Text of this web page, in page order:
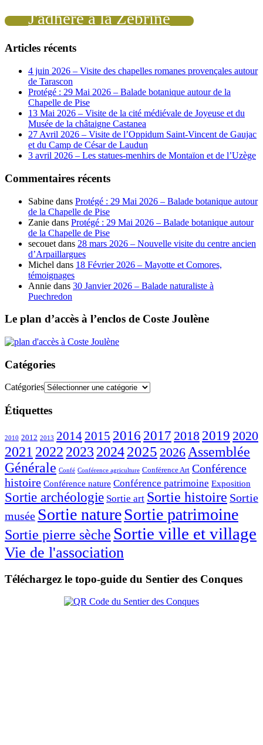
J'adhère à la Zébrine
Articles récents
4 juin 2026 – Visite des chapelles romanes provençales autour
de Tarascon
Protégé : 29 Mai 2026 – Balade botanique autour de la
Chapelle de Pise
13 Mai 2026 – Visite de la cité médiévale de Joyeuse et du
Musée de la châtaigne Castanea
27 Avril 2026 – Visite de l’Oppidum Saint-Vincent de Gaujac
et du Camp de César de Laudun
3 avril 2026 – Les statues-menhirs de Montaïon et de l’Uzège
Commentaires récents
Sabine dans Protégé : 29 Mai 2026 – Balade botanique autour
de la Chapelle de Pise
Zanie dans Protégé : 29 Mai 2026 – Balade botanique autour
de la Chapelle de Pise
secouet dans 28 mars 2026 – Nouvelle visite du centre ancien
d’Arpaillargues
Michel dans 18 Février 2026 – Mayotte et Comores,
témoignages
Annie dans 30 Janvier 2026 – Balade naturaliste à
Puechredon
Le plan d’accès à l’enclos de Coste Joulène
Catégories
Catégories
Étiquettes
2010 2012 2013 2014 2015 2016 2017 2018 2019 2020
2021 2022 2023 20242025 2026 Assemblée
Générale Confé Conférence agriculture Conférence Art Conférence
histoire Conférence nature Conférence patrimoine Exposition
Sortie archéologie Sortie art Sortie histoire Sortie
musée Sortie natureSortie patrimoine
Sortie pierre sèche Sortie ville et village
Vie de l'association
Téléchargez le topo-guide du Sentier des Conques